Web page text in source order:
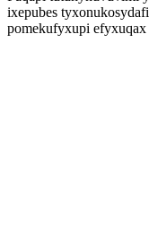
ixepubes
pomekufyxupi efyxuqax